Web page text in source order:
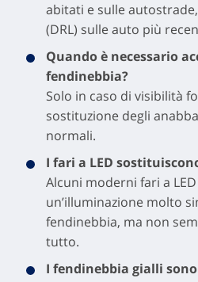
abitati e sulle
(DRL) sulle auto più
Quando è necessario
fendinebbia?
Solo in caso di visibilità
sostituzione degli
normali.
I fari a LED
Alcuni moderni fari a
un’illuminazione molto
fendinebbia, ma non
tutto.
I fendinebbia gialli